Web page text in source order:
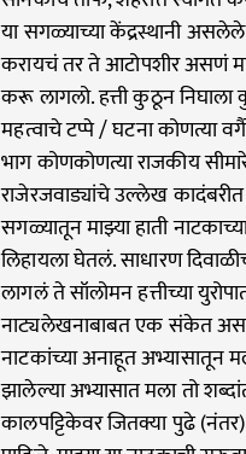
या सगळ्याच्या केंद्रस्थानी
करायचं तर ते आटोपशीर असणं
करू लागलो. हत्ती कुठून
महत्वाचे टप्पे / घटना कोणत्या
भाग कोणकोणत्या राजकीय
राजेरजवाड्यांचे उल्लेख
सगळ्यातून माझ्या हाती
लिहायला घेतलं. साधारण
लागलं ते सॉलोमन हत्तीच्या
नाट्यलेखनाबाबत एक संकेत
नाटकांच्या अनाहूत अभ्यासातून
झालेल्या अभ्यासात मला तो
कालपट्टिकेवर जितक्या पुढे